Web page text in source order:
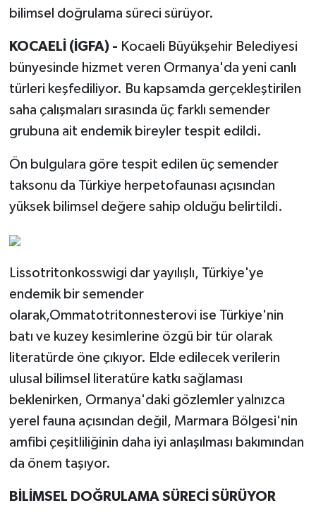
bilimsel doğrulama süreci sürüyor.
KOCAELİ (İGFA) - Kocaeli Büyükşehir Belediyesi
bünyesinde hizmet veren Ormanya'da yeni canlı
türleri keşfediliyor. Bu kapsamda gerçekleştirilen
saha çalışmaları sırasında üç farklı semender
grubuna ait endemik bireyler tespit edildi.
Ön bulgulara göre tespit edilen üç semender
taksonu da Türkiye herpetofaunası açısından
yüksek bilimsel değere sahip olduğu belirtildi.
Lissotritonkosswigi dar yayılışlı, Türkiye'ye
endemik bir semender
olarak,Ommatotritonnesterovi ise Türkiye'nin
batı ve kuzey kesimlerine özgü bir tür olarak
literatürde öne çıkıyor. Elde edilecek verilerin
ulusal bilimsel literatüre katkı sağlaması
beklenirken, Ormanya'daki gözlemler yalnızca
yerel fauna açısından değil, Marmara Bölgesi'nin
amfibi çeşitliliğinin daha iyi anlaşılması bakımından
da önem taşıyor.
BİLİMSEL DOĞRULAMA SÜRECİ SÜRÜYOR